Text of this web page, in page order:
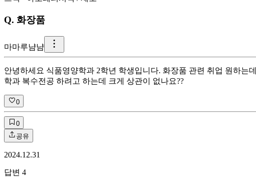
Q. 화장품
마마루냠냠
안녕하세요 식품영양학과 2학년 학생입니다. 화장품 관련 취업 원하
학과 복수전공 하려고 하는데 크게 상관이 없나요??
0
0
공유
2024.12.31
답변 4